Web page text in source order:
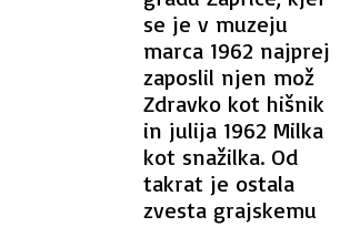
se je v muzeju
marca 1962 najprej
zaposlil njen mož
Zdravko kot hišnik
in julija 1962 Milka
kot snažilka. Od
takrat je ostala
zvesta grajskemu